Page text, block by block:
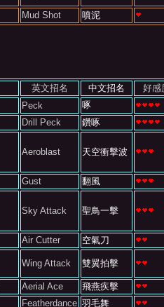
Mud Shot 噴泥
英文招名 中文招名
好感
Peck
啄
Drill Peck 鑽啄
Aeroblast 天空衝擊波
Gust 翻風
Sky Attack 聖鳥一擊
Air Cutter 空氣刀
Wing Attack 雙翼拍擊
Aerial Ace
飛燕疾擊
Featherdance 羽毛舞